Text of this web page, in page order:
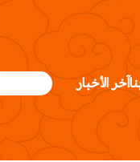
آخر الأخبار